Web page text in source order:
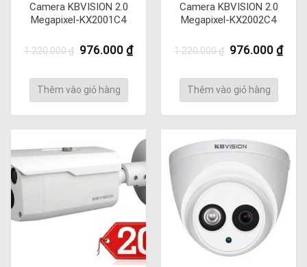
Camera KBVISION 2.0
Megapixel-KX2001C4
1.220.000₫ Giá
1.220.000 ₫.
976.000₫Giá
hiện
Thêm vào giỏ hàng
Camera KBVISION 2.0
Megapixel-KX2002C4
1.220.000₫ Giá
1.220.000 ₫.
976.000₫Giá
hiện
Thêm vào giỏ hàng